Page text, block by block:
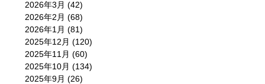
2026年3月 (42)
2026年2月 (68)
2026年1月 (81)
2025年12月 (120)
2025年11月 (60)
2025年10月 (134)
2025年9月 (26)